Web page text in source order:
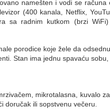
namešten i vodi se
(400 kanala, Netflix,
sa radnim kutkom (brzi
porodice koje žele da
Stan ima jednu spavaću
mikrotalasna, kuvalo
doručak ili sopstvenu večeru.